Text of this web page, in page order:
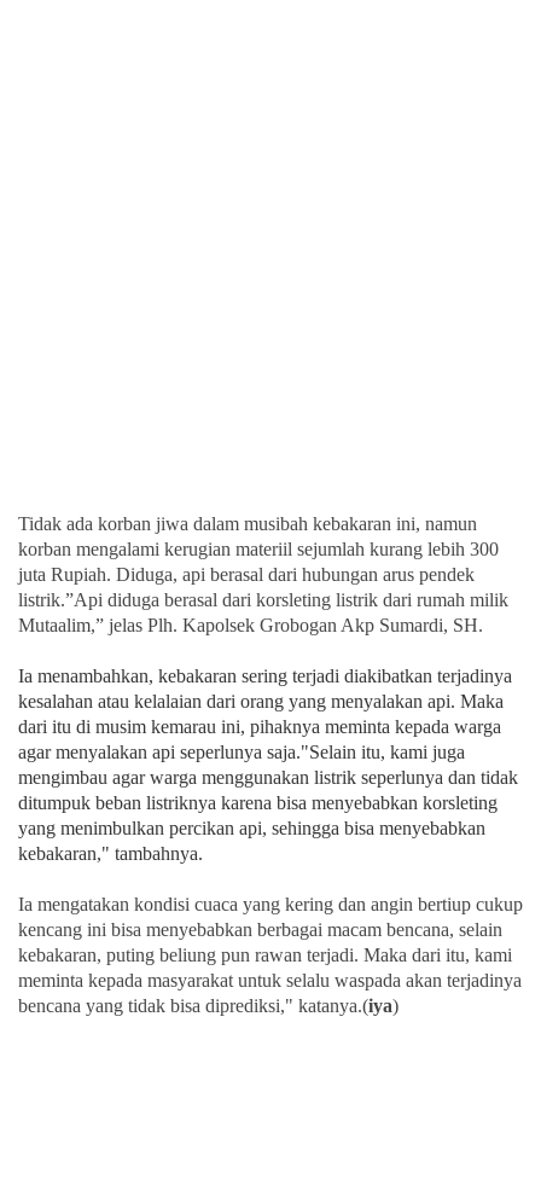
Tidak ada korban jiwa dalam musibah kebakaran ini, namun
korban mengalami kerugian materiil sejumlah kurang lebih 300
juta Rupiah. Diduga, api berasal dari hubungan arus pendek
listrik.”Api diduga berasal dari korsleting listrik dari rumah milik
Mutaalim,” jelas Plh. Kapolsek Grobogan Akp Sumardi, SH.
Ia menambahkan, kebakaran sering terjadi diakibatkan terjadinya
kesalahan atau kelalaian dari orang yang menyalakan api. Maka
dari itu di musim kemarau ini, pihaknya meminta kepada warga
agar menyalakan api seperlunya saja."Selain itu, kami juga
mengimbau agar warga menggunakan listrik seperlunya dan tidak
ditumpuk beban listriknya karena bisa menyebabkan korsleting
yang menimbulkan percikan api, sehingga bisa menyebabkan
kebakaran," tambahnya.
Ia mengatakan kondisi cuaca yang kering dan angin bertiup cukup
kencang ini bisa menyebabkan berbagai macam bencana, selain
kebakaran, puting beliung pun rawan terjadi. Maka dari itu, kami
meminta kepada masyarakat untuk selalu waspada akan terjadinya
bencana yang tidak bisa diprediksi," katanya.(iya)